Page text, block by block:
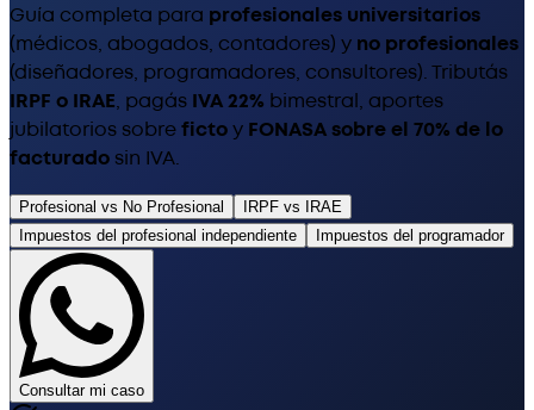
Guía completa para profesionales universitarios
(médicos, abogados, contadores) y no profesionales
(diseñadores, programadores, consultores). Tributás
IRPF o IRAE, pagás IVA 22% bimestral, aportes
jubilatorios sobrefictoy FONASA sobre el 70% de lo
facturado sin IVA.
Profesional vs No Profesional
IRPF vs IRAE
Impuestos del profesional independiente
Impuestos del programador
Consultar mi caso